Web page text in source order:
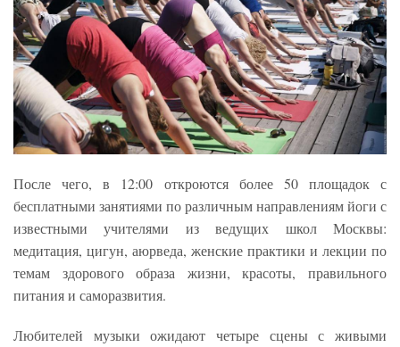
После чего, в 12:00 откроются более 50 площадок с
бесплатными занятиями по различным направлениям йоги с
известными учителями из ведущих школ Москвы:
медитация, цигун, аюрведа, женские практики и лекции по
темам здорового образа жизни, красоты, правильного
питания и саморазвития.
Любителей музыки ожидают четыре сцены с живыми